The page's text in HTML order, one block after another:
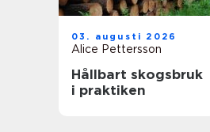
03. augusti 2026
Alice Pettersson
Hållbart skogsbruk
i praktiken